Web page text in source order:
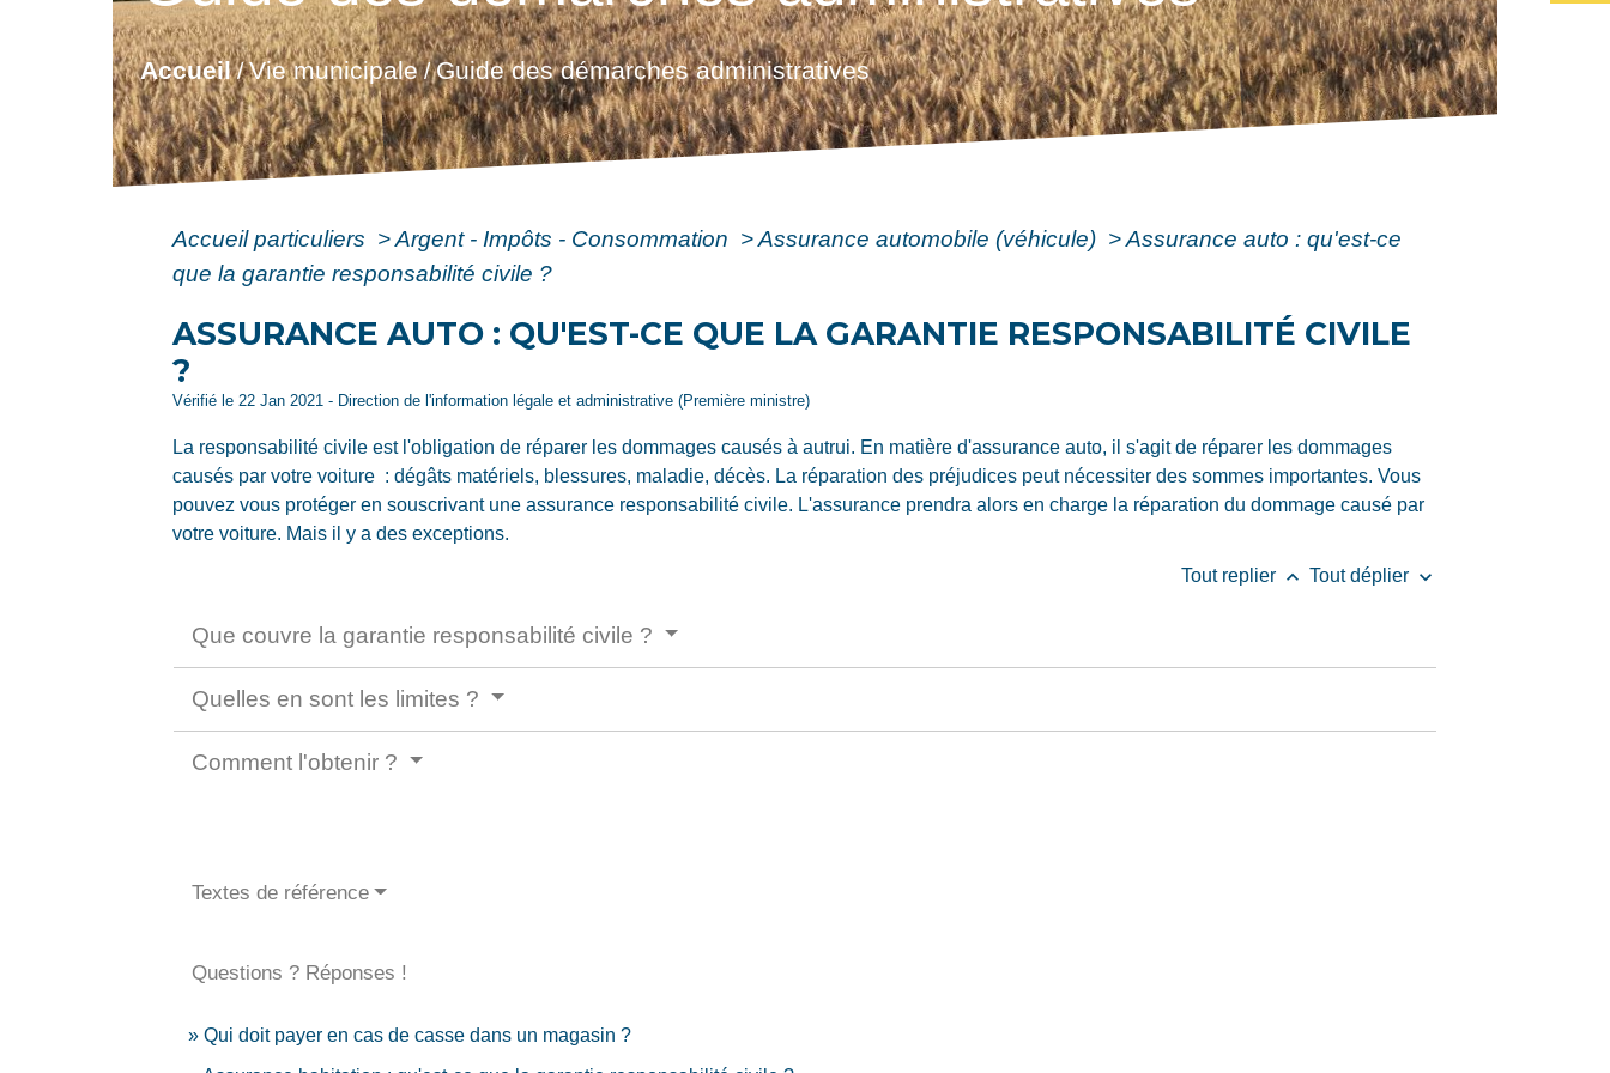
Accueil/Vie municipale/Guide des démarches administratives
Accueil particuliers >Argent - Impôts - Consommation >Assurance automobile (véhicule) >Assurance auto : qu'est-ce
que la garantie responsabilité civile ?
ASSURANCE AUTO : QU'EST-CE QUE LA GARANTIE RESPONSABILITÉ CIVILE
?
Vérifié le 22 Jan 2021 - Direction de l'information légale et administrative (Première ministre)
La responsabilité civile est l'obligation de réparer les dommages causés à autrui. En matière d'assurance auto, il s'agit de réparer les dommages
causés par votre voiture : dégâts matériels, blessures, maladie, décès. La réparation des préjudices peut nécessiter des sommes importantes. Vous
pouvez vous protéger en souscrivant une assurance responsabilité civile. L'assurance prendra alors en charge la réparation du dommage causé par
votre voiture. Mais il y a des exceptions.
Tout replier keyboard_arrow_up Tout déplier keyboard_arrow_down
Que couvre la garantie responsabilité civile ?
Quelles en sont les limites ?
Comment l'obtenir ?
Textes de référence
Questions ? Réponses !
Qui doit payer en cas de casse dans un magasin ?